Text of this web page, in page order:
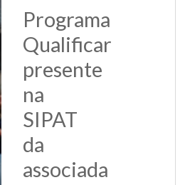
saúde e bem estar.
A programação
incluiu Ginástica
laboral realizada
pelo SESC e
r...
Leia Mais
Programa
Qualificar
presente
na
SIPAT
da
associada